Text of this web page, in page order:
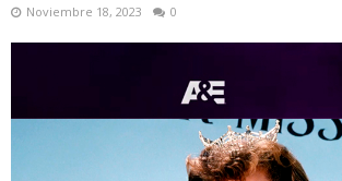
Noviembre 18, 2023 0